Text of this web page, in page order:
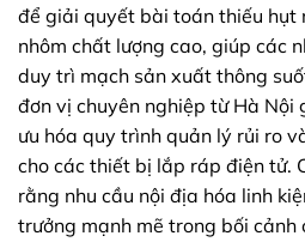
để giải quyết bài toán thiếu hụt
nhôm chất lượng cao, giúp các
duy trì mạch sản xuất thông
đơn vị chuyên nghiệp từ Hà Nội
ưu hóa quy trình quản lý rủi ro
cho các thiết bị lắp ráp điện tử.
rằng nhu cầu nội địa hóa linh
trưởng mạnh mẽ trong bối